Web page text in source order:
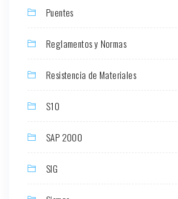
Puentes
Reglamentos y Normas
Resistencia de Materiales
S10
SAP 2000
SIG